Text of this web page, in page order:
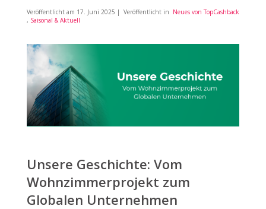
Veröffentlicht am 17. Juni 2025 | Veröffentlicht in Neues von TopCashback
, Saisonal & Aktuell
Unsere Geschichte: Vom
Wohnzimmerprojekt zum
Globalen Unternehmen